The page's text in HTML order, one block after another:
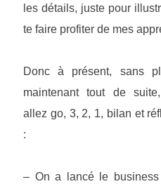
les détails, juste pour
te faire profiter de mes
Donc à présent, sans
maintenant tout de
allez go, 3, 2, 1, bilan et
:
– On a lancé le